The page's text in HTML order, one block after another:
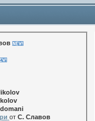
domani
от С. Славов